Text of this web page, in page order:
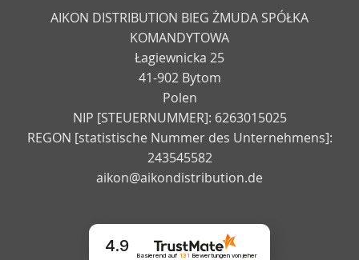
AIKON DISTRIBUTION BIEG ŻMUDA SPÓŁKA
KOMANDYTOWA
Łagiewnicka 25
41-902 Bytom
Polen
NIP [STEUERNUMMER]: 6263015025
REGON [statistische Nummer des Unternehmens]:
243545582
aikon@aikondistribution.de
4.9
Basierend auf 131 Bewertungenvon jeher